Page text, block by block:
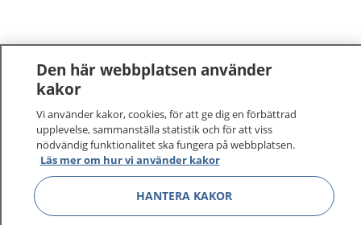
1177 –tryggt om din hälsa och vård
På 1177.se får du råd om hälsa och information om
sjukdomar och vilka mottagningar du kan kontakta.
Logga in för att läsa din journal och göra dina
vårdärenden. Ring telefonnummer 1177 för
sjukvårdsrådgivning dygnet runt.
Den här webbplatsen använder
kakor
Vi använder kakor, cookies, för att ge dig en förbättrad
upplevelse, sammanställa statistik och för att viss
nödvändig funktionalitet ska fungera på webbplatsen.
Läs mer om hur vi använder kakor
HANTERA KAKOR